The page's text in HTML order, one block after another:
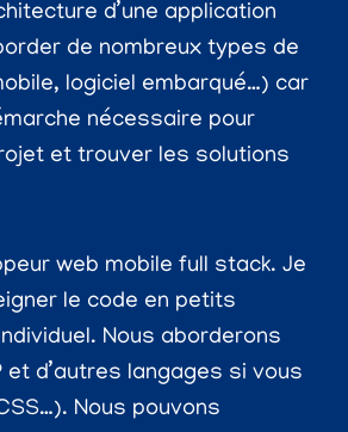
d’une application
de nombreux types de
logiciel embarqué…) car
nécessaire pour
et trouver les solutions
web mobile full stack. Je
le code en petits
Nous aborderons
et d’autres langages si vous
Nous pouvons